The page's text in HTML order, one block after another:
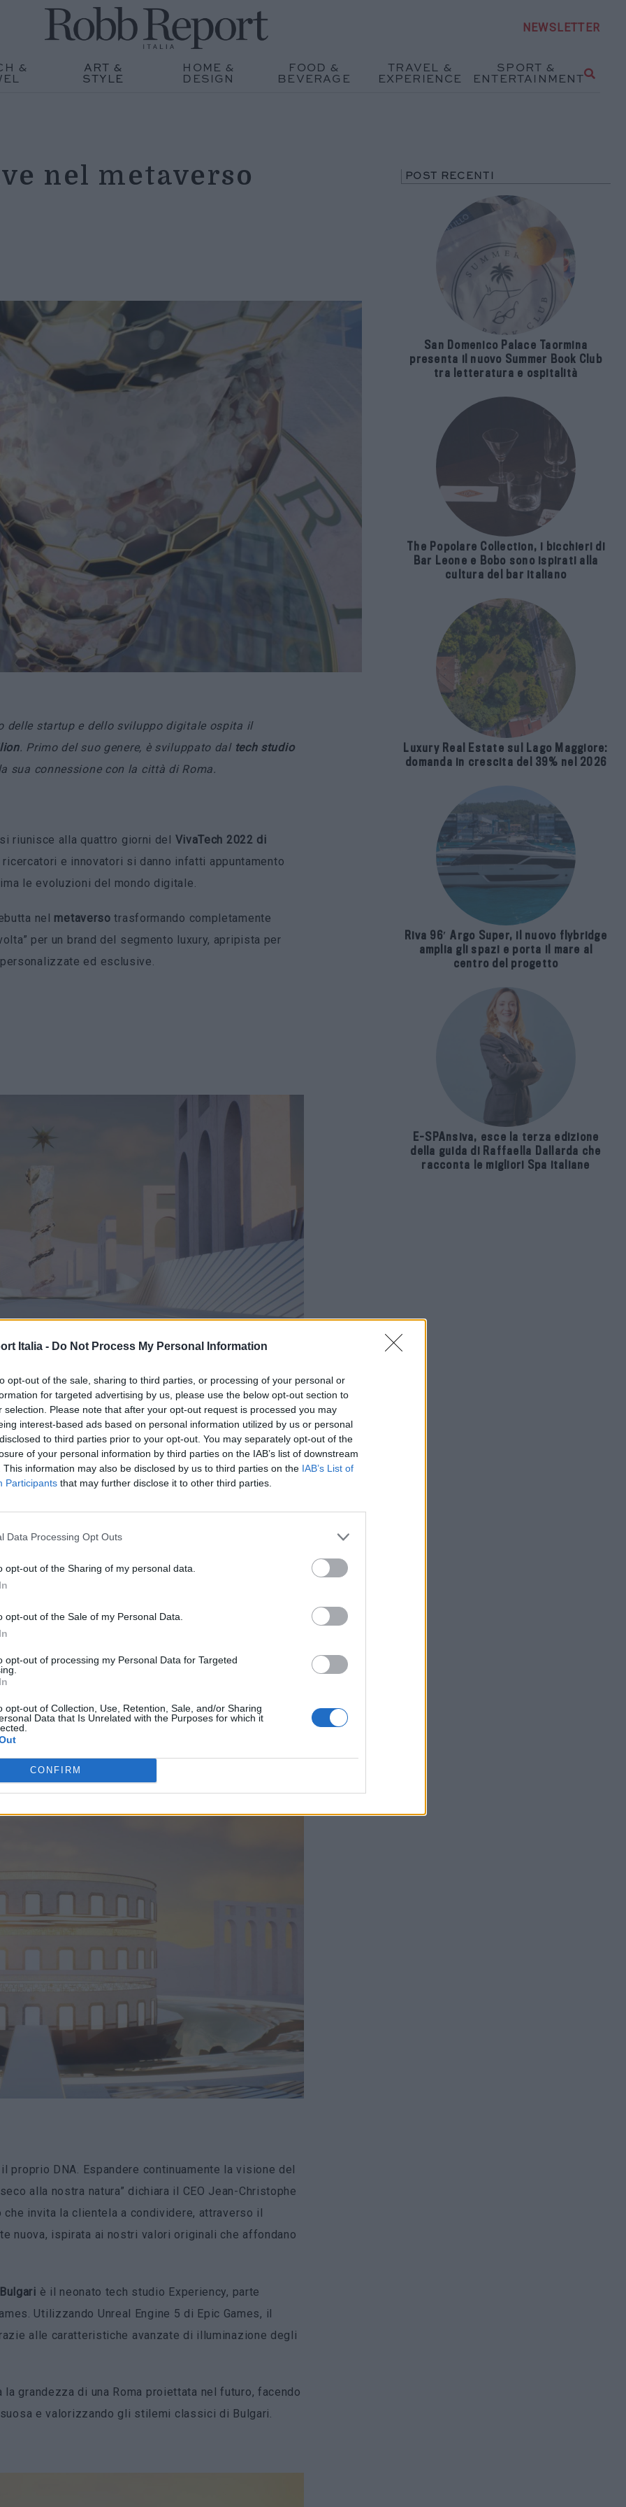
Italia - Do Not Process My Personal Information
opt-out of the sale, sharing to third parties, or processing of your personal or
for targeted advertising by us, please use the below opt-out section to
selection. Please note that after your opt-out request is processed you may
interest-based ads based on personal information utilized by us or personal
to third parties prior to your opt-out. You may separately opt-out of the
of your personal information by third parties on the IAB’s list of downstream
This information may also be disclosed by us to third parties on the IAB’s List of
Participants that may further disclose it to other third parties.
Data Processing Opt Outs
opt-out of the Sharing of my personal data.
opt-out of the Sale of my Personal Data.
opt-out of processing my Personal Data for Targeted
opt-out of Collection, Use, Retention, Sale, and/or Sharing
Data that Is Unrelated with the Purposes for which it
CONFIRM
NEWSLETTER
&
ART &
STYLE
HOME &
DESIGN
FOOD &
BEVERAGE
TRAVEL &
EXPERIENCE
SPORT &
ENTERTAINMENT
nel metaverso
delle startup e dello sviluppo digitale ospita il
. Primo del suo genere, è sviluppato dal tech studio
sua connessione con la città di Roma.
riunisce alla quattro giorni del VivaTech 2022 di
ricercatori e innovatori si danno infatti appuntamento
le evoluzioni del mondo digitale.
nel metaverso trasformando completamente
per un brand del segmento luxury, apripista per
ed esclusive.
un’esperienza immersiva che fornisce un’anteprima
il tour virtuale attraverso una Roma dall’aspetto
è l’avatar del CEOJean-Christophe Babin.
aree capaci di raccontare la vera anima della maison.
seconda è riservata ai gioielli più rappresentativi,
l’heritage del gruppo. Uno scrigno di
storico. Una collezione di pezzi che in 130 anni sono
i red carpet insieme ai personaggi più celebri nel
del lusso
proprio DNA. Espandere continuamente la visione del
alla nostra natura” dichiara il CEO Jean-Christophe
che invita la clientela a condividere, attraverso il
nuova, ispirata ai nostri valori originali che affondano
è il neonato tech studio Experiency, parte
Utilizzando Unreal Engine 5 di Epic Games, il
alle caratteristiche avanzate di illuminazione degli
grandezza di una Roma proiettata nel futuro, facendo
e valorizzando gli stilemi classici di Bulgari.
POST RECENTI
San Domenico Palace Taormina
presenta il nuovo Summer Book Club
tra letteratura e ospitalità
The Popolare Collection, i bicchieri di
Bar Leone e Bobo sono ispirati alla
cultura del bar italiano
Luxury Real Estate sul Lago Maggiore:
domanda in crescita del 39% nel 2026
Riva 96′ Argo Super, il nuovo flybridge
amplia gli spazi e porta il mare al
centro del progetto
E-SPAnsiva, esce la terza edizione
della guida di Raffaella Dallarda che
racconta le migliori Spa italiane